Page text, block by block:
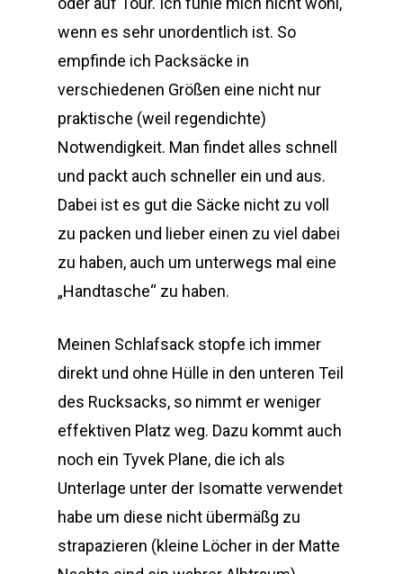
wenn es sehr unordentlich ist. So
empfinde ich Packsäcke in
verschiedenen Größen eine nicht nur
praktische (weil regendichte)
Notwendigkeit. Man findet alles schnell
und packt auch schneller ein und aus.
Dabei ist es gut die Säcke nicht zu voll
zu packen und lieber einen zu viel dabei
zu haben, auch um unterwegs mal eine
„Handtasche“ zu haben.
Meinen Schlafsack stopfe ich immer
direkt und ohne Hülle in den unteren Teil
des Rucksacks, so nimmt er weniger
effektiven Platz weg. Dazu kommt auch
noch ein Tyvek Plane, die ich als
Unterlage unter der Isomatte verwendet
habe um diese nicht übermäßg zu
strapazieren (kleine Löcher in der Matte